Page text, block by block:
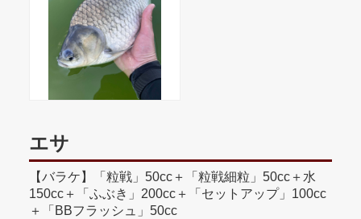
エサ
【バラケ】「粒戦」50cc＋「粒戦細粒」50cc＋水
150cc＋「ふぶき」200cc＋「セットアップ」100cc
＋「BBフラッシュ」50cc